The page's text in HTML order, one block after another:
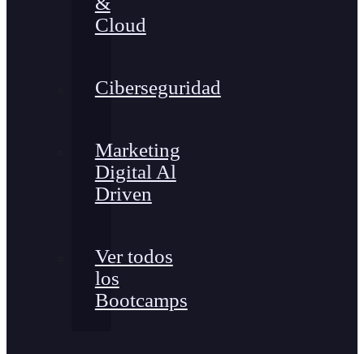
Cloud
Ciberseguridad
Marketing
Digital Al
Driven
Ver todos
los
Bootcamps